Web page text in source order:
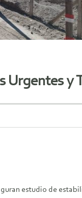
Urgentes
estudio de